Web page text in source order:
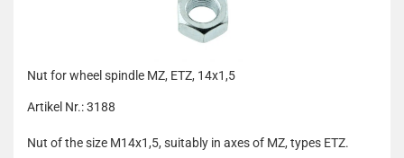
Nut for wheel spindle MZ, ETZ, 14x1,5
Artikel Nr.: 3188
Nut of the size M14x1,5, suitably in axes of MZ, types ETZ.